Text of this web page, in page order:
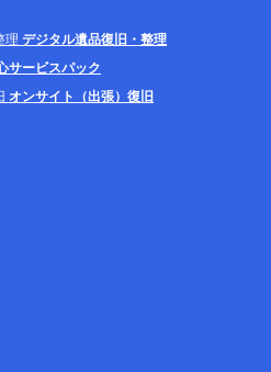
理 デジタル遺品復旧・整理
サービスパック
オンサイト（出張）復旧